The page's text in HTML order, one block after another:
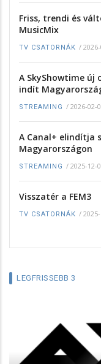
Friss, trendi és
MusicMix
TV CSATORNÁK /
A SkyShowtime
indít
STREAMING / 2026-02-
A Canal+ elindítja
Magyarországon
STREAMING / 2025-12-
Visszatér a FEM3
TV CSATORNÁK /
LEGFRISSEBB 3